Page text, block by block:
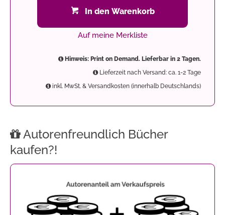
In den Warenkorb
Auf meine Merkliste
Hinweis: Print on Demand. Lieferbar in 2 Tagen.
Lieferzeit nach Versand: ca. 1-2 Tage
inkl. MwSt. & Versandkosten (innerhalb Deutschlands)
Autorenfreundlich Bücher
kaufen?!